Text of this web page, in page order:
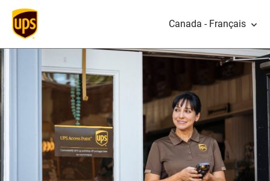
Canada - Français